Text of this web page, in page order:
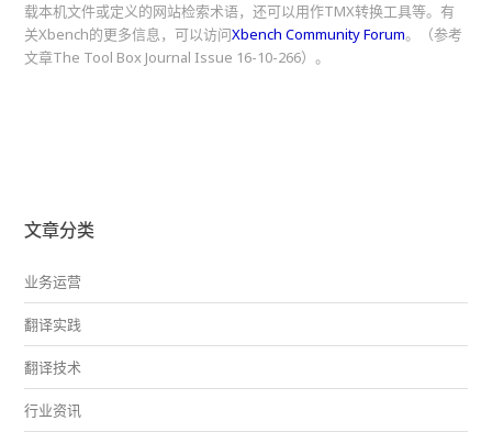
载本机文件或定义的网站检索术语，还可以用作TMX转换工具等。有
关Xbench的更多信息，可以访问Xbench Community Forum。（参考
文章The Tool Box Journal Issue 16-10-266）。
文章分类
业务运营
翻译实践
翻译技术
行业资讯